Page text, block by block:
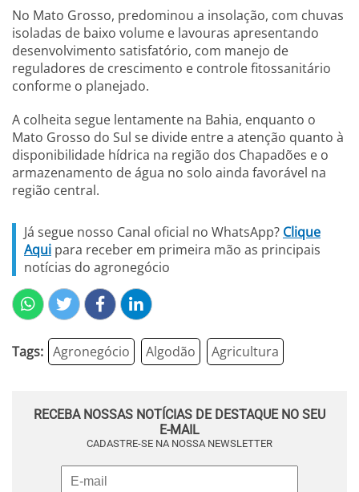
No Mato Grosso, predominou a insolação, com chuvas
isoladas de baixo volume e lavouras apresentando
desenvolvimento satisfatório, com manejo de
reguladores de crescimento e controle fitossanitário
conforme o planejado.
A colheita segue lentamente na Bahia, enquanto o
Mato Grosso do Sul se divide entre a atenção quanto à
disponibilidade hídrica na região dos Chapadões e o
armazenamento de água no solo ainda favorável na
região central.
Já segue nosso Canal oficial no WhatsApp? Clique
Aqui para receber em primeira mão as principais
notícias do agronegócio
Tags: Agronegócio Algodão Agricultura
RECEBA NOSSAS NOTÍCIAS DE DESTAQUE NO SEU
E-MAIL
CADASTRE-SE NA NOSSA NEWSLETTER